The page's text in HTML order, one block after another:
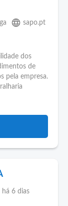
language sapo.pt
dos
de
pela empresa.
há 6 dias